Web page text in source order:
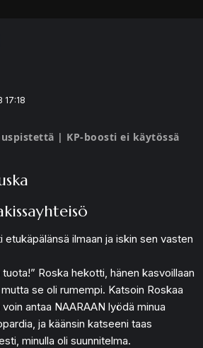
17:18
| KP-boosti ei käytössä
ilmaan ja iskin sen vasten
Roska hekotti, hänen kasvoillaan
se oli rumempi. Katsoin Roskaa
antaa NAARAAN lyödä minua
ja käänsin katseeni taas
minulla oli suunnitelma.